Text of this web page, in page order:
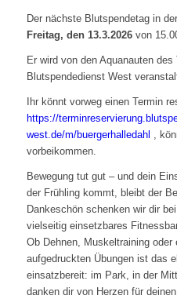
Der nächste Blutspendetag in
Freitag, den 13.3.2026von
Er wird von den Aquanauten
Blutspendedienst West
Ihr könnt vorweg einen Termin
https://
west.de/m/buergerhalledahl ,
vorbeikommen.
Bewegung tut gut – und dein
der Frühling kommt, bleibt der
Dankeschön schenken wir dir
vielseitig einsetzbares
Ob Dehnen, Muskeltraining
aufgedruckten Übungen ist das
einsatzbereit: im Park, in der
danken dir von Herzen für